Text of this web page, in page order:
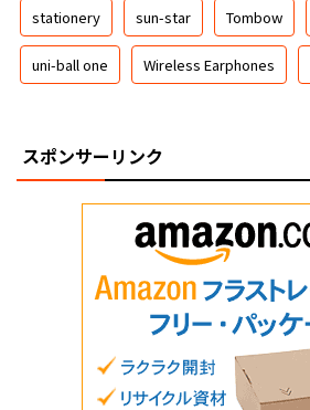
stationery sun-star Tombow
uni-ball one Wireless Earphones
スポンサーリンク